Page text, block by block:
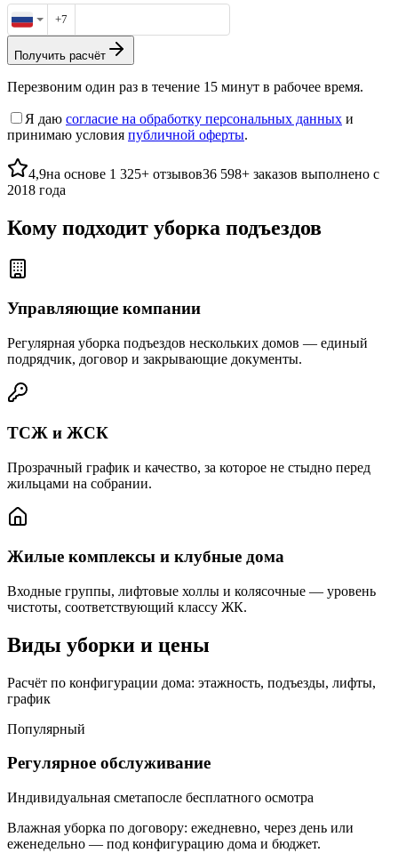
+7
Получить расчёт
Перезвоним один раз в течение 15 минут в рабочее время.
Я даю согласие на обработку персональных данных и
принимаю условия публичной оферты.
4,9на основе 1 325+ отзывов36 598+ заказов выполнено с
2018 года
Кому подходит уборка подъездов
Управляющие компании
Регулярная уборка подъездов нескольких домов — единый
подрядчик, договор и закрывающие документы.
ТСЖ и ЖСК
Прозрачный график и качество, за которое не стыдно перед
жильцами на собрании.
Жилые комплексы и клубные дома
Входные группы, лифтовые холлы и колясочные — уровень
чистоты, соответствующий классу ЖК.
Виды уборки и цены
Расчёт по конфигурации дома: этажность, подъезды, лифты,
график
Популярный
Регулярное обслуживание
Индивидуальная сметапосле бесплатного осмотра
Влажная уборка по договору: ежедневно, через день или
еженедельно — под конфигурацию дома и бюджет.